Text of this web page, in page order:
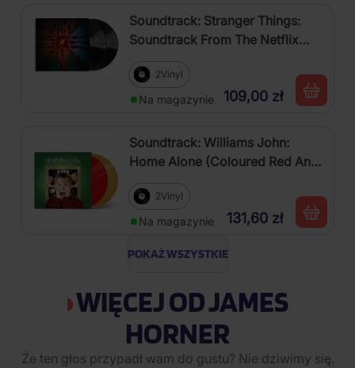
Soundtrack: Stranger Things:
Soundtrack From The Netflix
2Vinyl
Na magazynie 109,00 zł
Soundtrack: Williams John:
Home Alone (Coloured Red And
2Vinyl
Na magazynie 131,60 zł
POKAŻ WSZYSTKIE
WIĘCEJ OD JAMES
HORNER
Że ten głos przypadł wam do gustu? Nie dziwimy się.